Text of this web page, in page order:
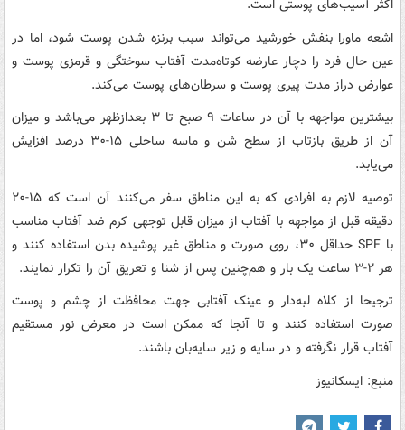
اکثر آسیب‌های پوستی است.
اشعه ماورا بنفش خورشید می‌تواند سبب برنزه شدن پوست شود، اما در
عین حال فرد را دچار عارضه کوتاه‌مدت آفتاب سوختگی و قرمزی پوست و
عوارض دراز مدت پیری پوست و سرطان‌های پوست می‌کند.
بیشترین مواجهه با آن در ساعات ۹ صبح تا ۳ بعدازظهر می‌باشد و میزان
آن از طریق بازتاب از سطح شن و ماسه ساحلی ۱۵-۳۰ درصد افزایش
می‌یابد.
توصیه لازم به افرادی که به این مناطق سفر می‌کنند آن است که ۱۵-۲۰
دقیقه قبل از مواجهه با آفتاب از میزان قابل توجهی کرم ضد آفتاب مناسب
با SPF حداقل ۳۰، روی صورت و مناطق غیر پوشیده بدن استفاده کنند و
هر ۲-۳ ساعت یک بار و هم‌چنین پس از شنا و تعریق آن را تکرار نمایند.
ترجیحا از کلاه لبه‌دار و عینک آفتابی جهت محافظت از چشم و پوست
صورت استفاده کنند و تا آنجا که ممکن است در معرض نور مستقیم
آفتاب قرار نگرفته و در سایه و زیر سایه‌بان باشند.
منبع: ایسکانیوز